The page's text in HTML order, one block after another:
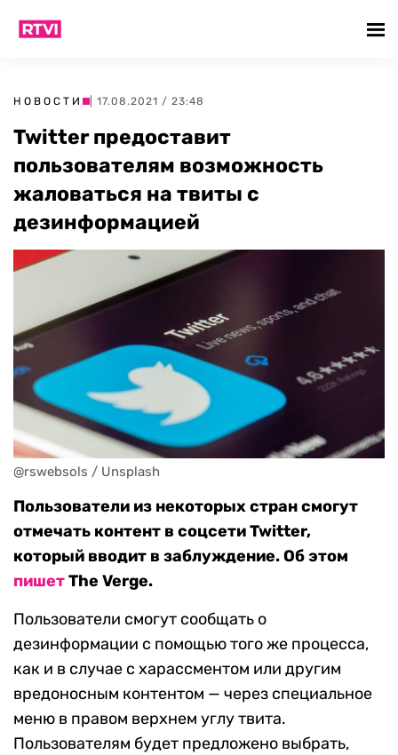
НОВОСТИ | 17.08.2021 / 23:48
Twitter предоставит
пользователям возможность
жаловаться на твиты с
дезинформацией
@rswebsols / Unsplash
Пользователи из некоторых стран смогут
отмечать контент в соцсети Twitter,
который вводит в заблуждение. Об этом
пишетThe Verge.
Пользователи смогут сообщать о
дезинформации с помощью того же процесса,
как и в случае с харассментом или другим
вредоносным контентом — через специальное
меню в правом верхнем углу твита.
Пользователям будет предложено выбрать,